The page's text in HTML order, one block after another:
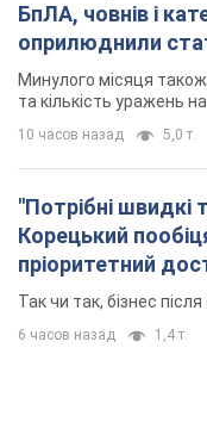
БпЛА, човнів і
оприлюднили
Минулого місяця
та кількість уражень
10 часов назад 5,0 т.
"Потрібні швидкі
Корецький
пріоритетний
приміщень
Так чи так, бізнес
6 часов назад 1,4 т.